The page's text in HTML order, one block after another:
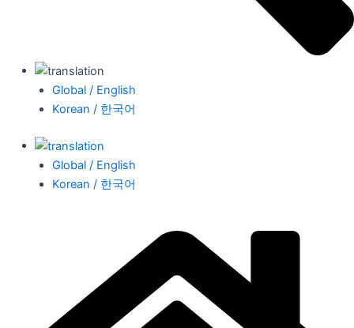
Global / English
Korean / 한국어
Global / English
Korean / 한국어